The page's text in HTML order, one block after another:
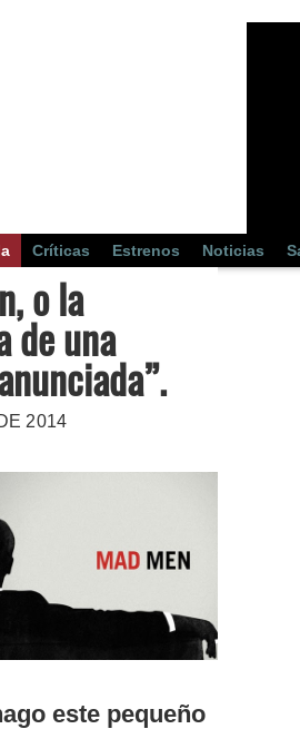
Críticas Estrenos Noticias
o la
de una
2014
este pequeño